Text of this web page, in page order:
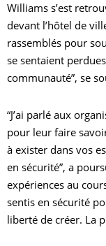
Williams s’est
devant l’hôtel de
rassemblés pour
se sentaient
communauté”, se
“J’ai parlé aux
pour leur faire
à exister dans vos
en sécurité”, a
expériences au
sentis en sécurité
liberté de créer. La